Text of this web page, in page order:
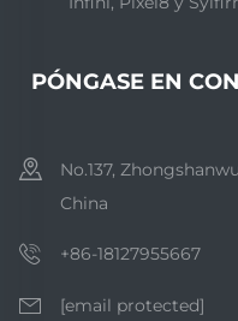
PÓNGASE EN
No.137,
China
+86-18127955667
[email protected]